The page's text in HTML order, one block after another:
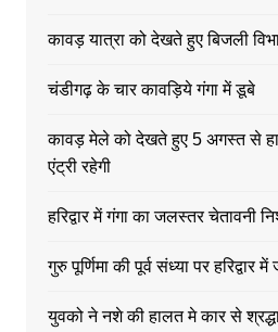
कावड़ यात्रा को देखते हुए बिजली
चंडीगढ़ के चार कावड़िये गंगा में डूबे
कावड़ मेले को देखते हुए 5 अगस्त से
एंट्री रहेगी
हरिद्वार में गंगा का जलस्तर चेतावनी
गुरु पूर्णिमा की पूर्व संध्या पर हरिद्वार
युवको ने नशे की हालत मे कार से